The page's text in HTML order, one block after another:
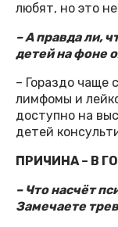
любят, но это
– А правда ли,
детей на фоне
– Гораздо чаще
лимфомы и
доступно на
детей
ПРИЧИНА – В
– Что насчёт
Замечаете